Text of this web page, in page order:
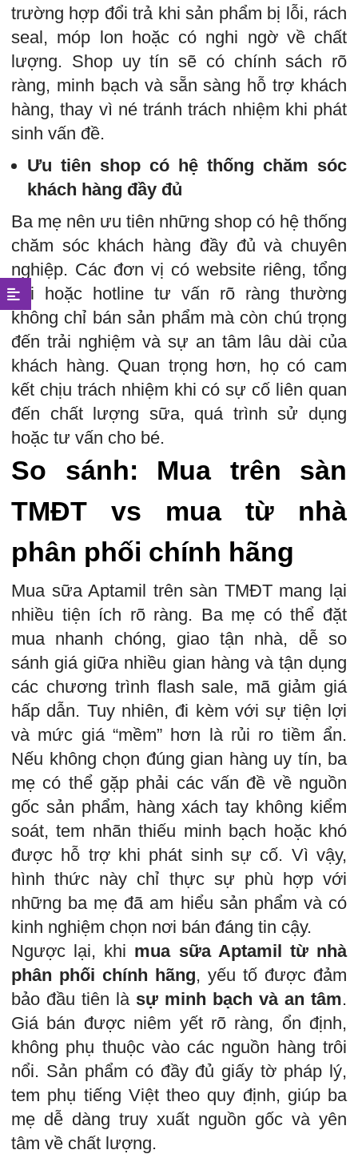
trường hợp đổi trả khi sản phẩm bị lỗi, rách
seal, móp lon hoặc có nghi ngờ về chất
lượng. Shop uy tín sẽ có chính sách rõ
ràng, minh bạch và sẵn sàng hỗ trợ khách
hàng, thay vì né tránh trách nhiệm khi phát
sinh vấn đề.
Ưu tiên shop có hệ thống chăm sóc
khách hàng đầy đủ
Ba mẹ nên ưu tiên những shop có hệ thống
chăm sóc khách hàng đầy đủ và chuyên
nghiệp. Các đơn vị có website riêng, tổng
đài hoặc hotline tư vấn rõ ràng thường
không chỉ bán sản phẩm mà còn chú trọng
đến trải nghiệm và sự an tâm lâu dài của
khách hàng. Quan trọng hơn, họ có cam
kết chịu trách nhiệm khi có sự cố liên quan
đến chất lượng sữa, quá trình sử dụng
hoặc tư vấn cho bé.
So sánh: Mua trên sàn
TMĐT vs mua từ nhà
phân phối chính hãng
Mua sữa Aptamil trên sàn TMĐT mang lại
nhiều tiện ích rõ ràng. Ba mẹ có thể đặt
mua nhanh chóng, giao tận nhà, dễ so
sánh giá giữa nhiều gian hàng và tận dụng
các chương trình flash sale, mã giảm giá
hấp dẫn. Tuy nhiên, đi kèm với sự tiện lợi
và mức giá “mềm” hơn là rủi ro tiềm ẩn.
Nếu không chọn đúng gian hàng uy tín, ba
mẹ có thể gặp phải các vấn đề về nguồn
gốc sản phẩm, hàng xách tay không kiểm
soát, tem nhãn thiếu minh bạch hoặc khó
được hỗ trợ khi phát sinh sự cố. Vì vậy,
hình thức này chỉ thực sự phù hợp với
những ba mẹ đã am hiểu sản phẩm và có
kinh nghiệm chọn nơi bán đáng tin cậy.
Ngược lại, khi mua sữa Aptamil từ nhà
phân phối chính hãng, yếu tố được đảm
bảo đầu tiên là sự minh bạch và an tâm.
Giá bán được niêm yết rõ ràng, ổn định,
không phụ thuộc vào các nguồn hàng trôi
nổi. Sản phẩm có đầy đủ giấy tờ pháp lý,
tem phụ tiếng Việt theo quy định, giúp ba
mẹ dễ dàng truy xuất nguồn gốc và yên
tâm về chất lượng.